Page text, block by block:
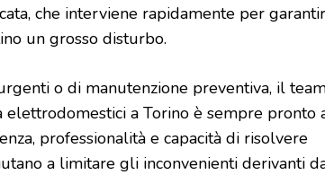
che interviene rapidamente per
un grosso disturbo.
o di manutenzione preventiva, il
elettrodomestici a Torino è sempre pronto
professionalità e capacità di risolvere
a limitare gli inconvenienti derivanti